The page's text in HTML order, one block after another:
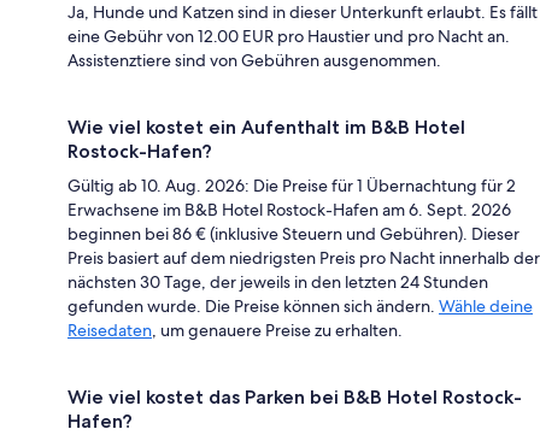
Ja, Hunde und Katzen sind in dieser Unterkunft erlaubt. Es fällt
eine Gebühr von 12.00 EUR pro Haustier und pro Nacht an.
Assistenztiere sind von Gebühren ausgenommen.
Wie viel kostet ein Aufenthalt im B&B Hotel
Rostock-Hafen?
Gültig ab 10. Aug. 2026: Die Preise für 1 Übernachtung für 2
Erwachsene im B&B Hotel Rostock-Hafen am 6. Sept. 2026
beginnen bei 86 € (inklusive Steuern und Gebühren). Dieser
Preis basiert auf dem niedrigsten Preis pro Nacht innerhalb der
nächsten 30 Tage, der jeweils in den letzten 24 Stunden
gefunden wurde. Die Preise können sich ändern. Wähle deine
Reisedaten, um genauere Preise zu erhalten.
Wie viel kostet das Parken bei B&B Hotel Rostock-
Hafen?